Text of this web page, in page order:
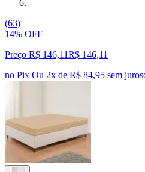
(63)
14% OFF
Preço R$ 146,11R$ 146,11
no Pix Ou 2x de R$ 84,95 sem juros